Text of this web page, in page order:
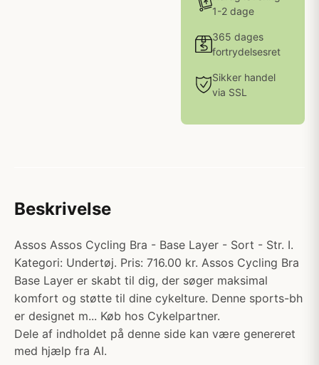
1-2 dage
365 dages
fortrydelsesret
Sikker handel
via SSL
Beskrivelse
Assos Assos Cycling Bra - Base Layer - Sort - Str. I.
Kategori: Undertøj. Pris: 716.00 kr. Assos Cycling Bra
Base Layer er skabt til dig, der søger maksimal
komfort og støtte til dine cykelture. Denne sports-bh
er designet m... Køb hos Cykelpartner.
Dele af indholdet på denne side kan være genereret
med hjælp fra AI.